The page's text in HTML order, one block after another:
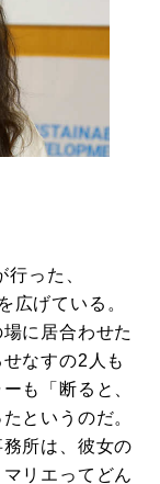
った、
広げている。
に居合わせた
なすの2人も
も「断ると、
というのだ。
所は、彼女の
リエってどん